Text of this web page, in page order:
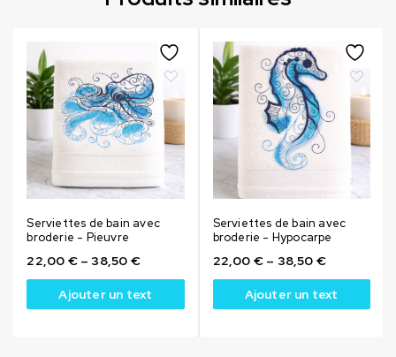
Serviettes de bain avec
broderie - Pieuvre
22,00 €– 38,50 €
Ajouter un text
Serviettes de bain avec
broderie - Hypocarpe
22,00 €– 38,50 €
Ajouter un text